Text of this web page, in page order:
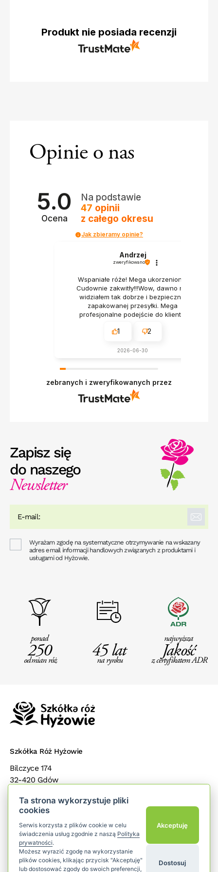
Produkt nie posiada recenzji
Opinie o nas
5.0
Ocena
Na podstawie
47 opinii
z całego okresu
Jak zbieramy opinie?
Andrzej
zweryfikowano
Wspaniałe róże! Mega ukorzenione!
Cudownie zakwitły!!!Wow, dawno nie
widziałem tak dobrze i bezpiecznie
zapakowanej przesyłki. Mega
profesjonalne podejście do klienta.
1 2
2026-06-30
zebranych i zweryfikowanych przez
Zapisz się
do naszego
Newsletter
Wyrażam zgodę na systematyczne otrzymywanie na wskazany
adres email informacji handlowych związanych z produktami i
usługami od Hyżowie.
ponad
250
odmian róż
45 lat
na rynku
najwyższa
Jakość
z certyfikatem ADR
Szkółka Róż Hyżowie
Bilczyce 174
32-420 Gdów
Popularne kategorie
Dla klientów
add
Śledź nas
Ta strona wykorzystuje pliki
cookies
Serwis korzysta z plików cookie w celu
świadczenia usług zgodnie z naszą Polityka
prywatności.
Możesz wyrazić zgodę na wykorzystanie
plików cookies, klikając przycisk "Akceptuję"
lub dostosować zgody do swoich preferencji,
Akceptuję
Dostosuj